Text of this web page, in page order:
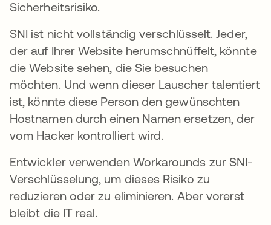
Sicherheitsrisiko.
SNI ist nicht vollständig verschlüsselt. Jeder,
der auf Ihrer Website herumschnüffelt, könnte
die Website sehen, die Sie besuchen
möchten. Und wenn dieser Lauscher talentiert
ist, könnte diese Person den gewünschten
Hostnamen durch einen Namen ersetzen, der
vom Hacker kontrolliert wird.
Entwickler verwenden Workarounds zur SNI-
Verschlüsselung, um dieses Risiko zu
reduzieren oder zu eliminieren. Aber vorerst
bleibt die IT real.